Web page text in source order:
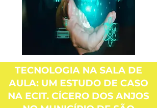
TECNOLOGIA NA SALA DE
AULA: UM ESTUDO DE CASO
NA ECIT. CÍCERO DOS ANJOS